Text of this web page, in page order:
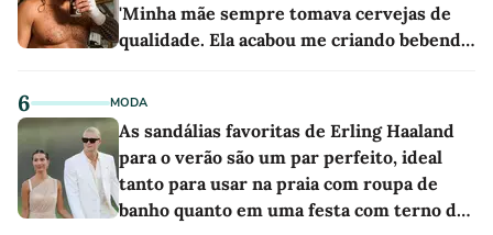
'Minha mãe sempre tomava cervejas de
qualidade. Ela acabou me criando bebendo
6 MODA
As sandálias favoritas de Erling Haaland
para o verão são um par perfeito, ideal
tanto para usar na praia com roupa de
banho quanto em uma festa com terno de